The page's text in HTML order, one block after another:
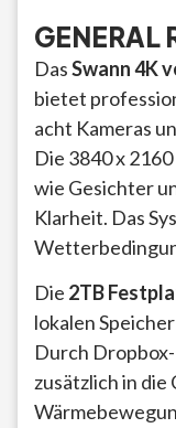
GENERAL
DasSwann 4K
bietet
acht Kameras
Die 3840 x
wie Gesichter
Klarheit. Das
Die 2TB
lokalen
Durch
zusätzlich in